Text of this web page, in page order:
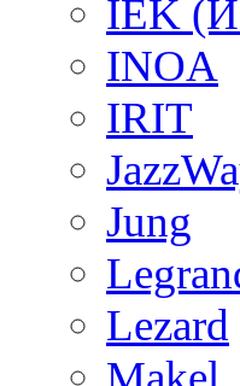
IEK
INOA
IRIT
Jung
Lezard